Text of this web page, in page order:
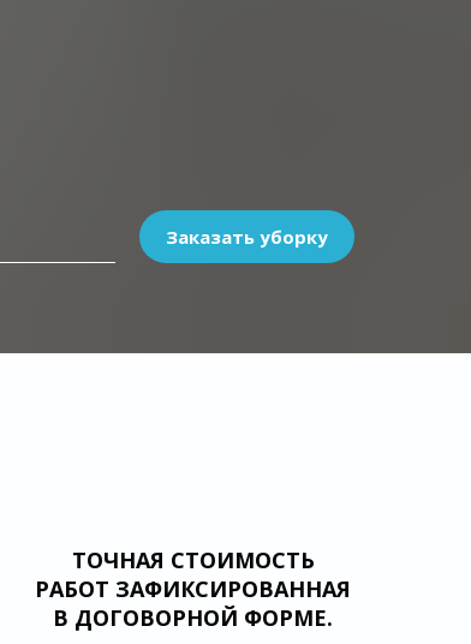
Заказать уборку
ТОЧНАЯ СТОИМОСТЬ
РАБОТ ЗАФИКСИРОВАННАЯ
В ДОГОВОРНОЙ ФОРМЕ.